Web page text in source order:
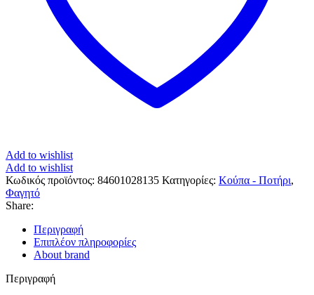
Add to wishlist
Add to wishlist
Κωδικός προϊόντος: 84601028135 Κατηγορίες: Κούπα - Ποτήρι,
Φαγητό
Share:
Περιγραφή
Επιπλέον πληροφορίες
About brand
Περιγραφή